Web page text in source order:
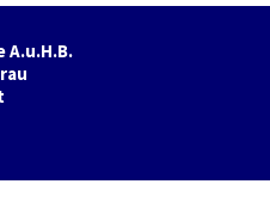
A.u.H.B.